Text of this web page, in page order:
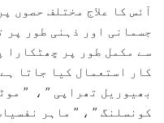
آئس کا علاج مختلف حصوں
جسمانی اور ذہنی طور پر
سے مکمل طور پر چھٹکارا
کار استعمال کیا جاتا
بھیوریل تھراپی ” ، ”
کونسلنگ ” ، ” ماہر